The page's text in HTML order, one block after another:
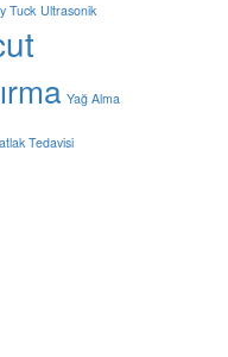
Tuck Ultrasonik
Yağ Alma
Tedavisi